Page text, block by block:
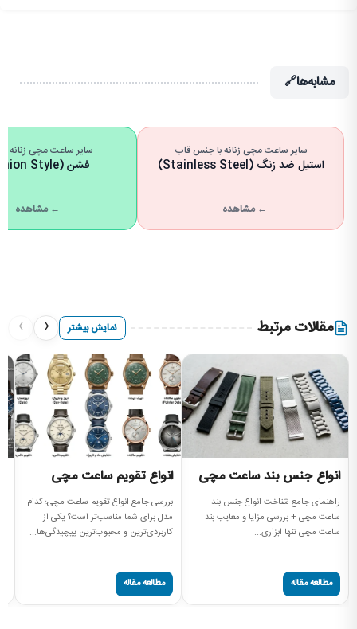
مشابه‌ها🔗
سایر ساعت مچی زنانه با جنس قاب
استیل ضد زنگ (Stainless Steel)
← مشاهده
سایر ساعت مچی زنانه
فشن (Fashion Style)
← مشاهده
مقالات مرتبط نمایش بیشتر ‹
›
انواع جنس بند ساعت مچی
راهنمای جامع شناخت انواع جنس بند
ساعت مچی + بررسی مزایا و معایب بند
ساعت مچی تنها ابزاری...
مطالعه مقاله
انواع تقویم ساعت مچی
بررسی جامع انواع تقویم ساعت مچی؛ کدام
مدل برای شما مناسب‌تر است؟ یکی از
کاربردی‌ترین و محبوب‌ترین پیچیدگی‌ها...
مطالعه مقاله